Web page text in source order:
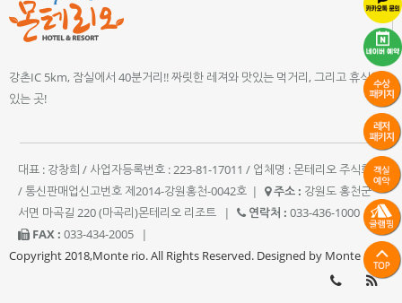
강촌IC 5km, 잠실에서 40분거리!! 짜릿한 레져와 맛있는 먹거리, 그리고 휴식이
있는 곳!
대표 : 강창희 / 사업자등록번호 : 223-81-17011 / 업체명 : 몬테리오 주식회사
/ 통신판매업신고번호 제2014-강원홍천-0042호 | 주소 : 강원도 홍천군
서면 마곡길 220 (마곡리)몬테리오 리조트
| 연락처 : 033-436-1000
|
FAX : 033-434-2005
|
Copyright 2018,Monte rio. All Rights Reserved. Designed by Monte rio.